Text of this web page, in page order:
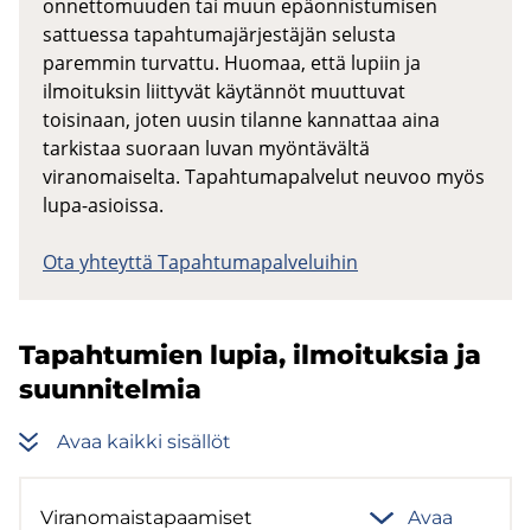
onnettomuuden tai muun epäonnistumisen
sattuessa tapahtumajärjestäjän selusta
paremmin turvattu. Huomaa, että lupiin ja
ilmoituksin liittyvät käytännöt muuttuvat
toisinaan, joten uusin tilanne kannattaa aina
tarkistaa suoraan luvan myöntävältä
viranomaiselta. Tapahtumapalvelut neuvoo myös
lupa-asioissa.
Ota yhteyttä Tapahtumapalveluihin
Ta­pah­tu­mien lupia, il­moi­tuk­sia ja
suun­ni­tel­mia
Avaa kaik­ki si­säl­löt
Vi­ran­omais­ta­paa­mi­set Avaa